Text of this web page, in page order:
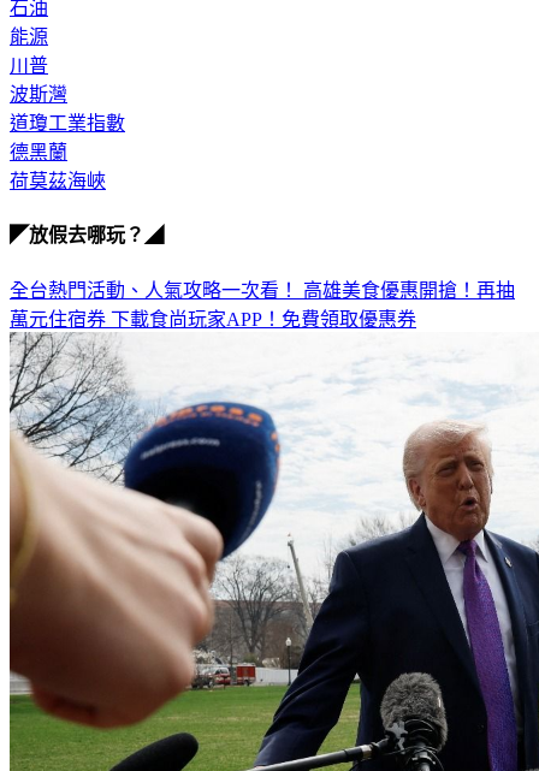
石油
能源
川普
波斯灣
道瓊工業指數
德黑蘭
荷莫茲海峽
◤放假去哪玩？◢
全台熱門活動、人氣攻略一次看！ 高雄美食優惠開搶！再抽
萬元住宿券 下載食尚玩家APP！免費領取優惠券